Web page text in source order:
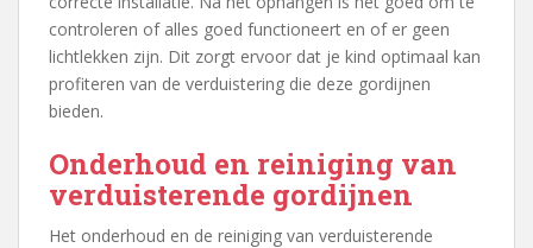
controleren of alles goed functioneert en of er geen
lichtlekken zijn. Dit zorgt ervoor dat je kind optimaal kan
profiteren van de verduistering die deze gordijnen
bieden.
Onderhoud en reiniging van
verduisterende gordijnen
Het onderhoud en de reiniging van verduisterende